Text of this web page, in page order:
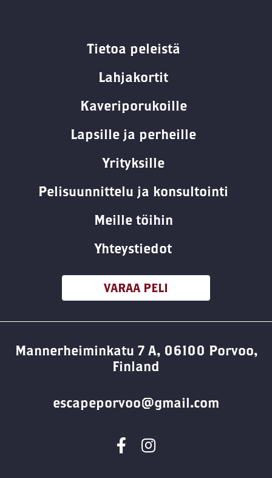
Tietoa peleistä
Lahjakortit
Kaveriporukoille
Lapsille ja perheille
Yrityksille
Pelisuunnittelu ja konsultointi
Meille töihin
Yhteystiedot
VARAA PELI
Mannerheiminkatu 7 A, 06100 Porvoo,
Finland
escapeporvoo@gmail.com